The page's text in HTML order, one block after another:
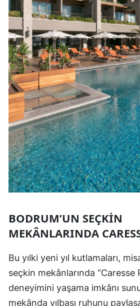
BODRUM’UN SEÇKIN
MEKÂNLARINDA
Bu yılki yeni yıl kutlamaları,
seçkin mekânlarında “Caresse
deneyimini yaşama imkânı
mekânda yılbaşı ruhunu